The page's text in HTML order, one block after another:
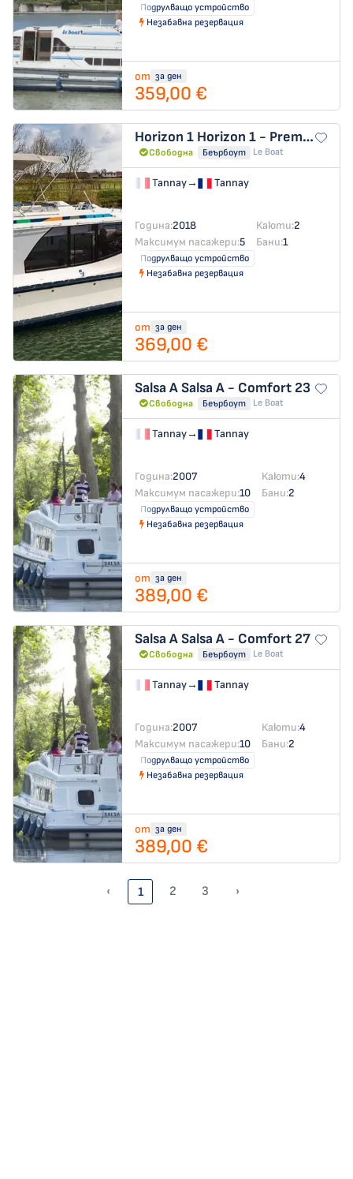
Подрулващо устройство
Незабавна резервация
от за ден
359,00 €
Horizon 1 Horizon 1 - Premier 36
Свободна Беърбоут Le Boat
Tannay→ Tannay
Година:2018 Каюти:2
Максимум пасажери:5 Бани:1
Подрулващо устройство
Незабавна резервация
от за ден
369,00 €
Salsa ASalsa A - Comfort 23
Свободна Беърбоут Le Boat
Tannay→ Tannay
Година:2007 Каюти:4
Максимум пасажери:10 Бани:2
Подрулващо устройство
Незабавна резервация
от за ден
389,00 €
Salsa ASalsa A - Comfort 27
Свободна Беърбоут Le Boat
Tannay→ Tannay
Година:2007 Каюти:4
Максимум пасажери:10 Бани:2
Подрулващо устройство
Незабавна резервация
от за ден
389,00 €
‹ 1 2 3 ›